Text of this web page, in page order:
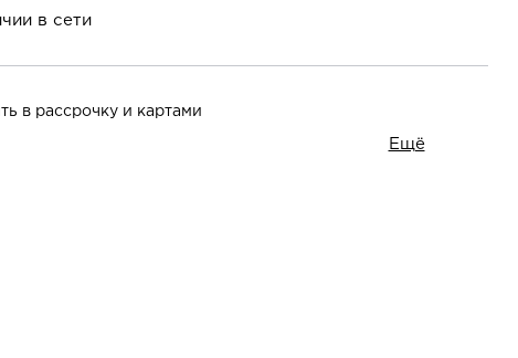
в сети
в рассрочку и картами
Ещё